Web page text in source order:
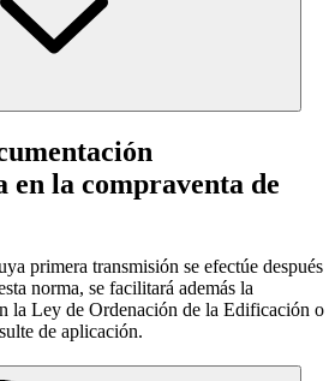
en la compraventa de
primera transmisión se efectúe después
norma, se facilitará además la
la Ley de Ordenación de la Edificación o
de aplicación.